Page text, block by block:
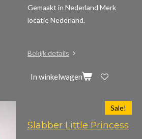
Gemaakt in Nederland Merk
locatie Nederland.
Bekijk details
In winkelwagen
Sale!
Slabber Little Princess